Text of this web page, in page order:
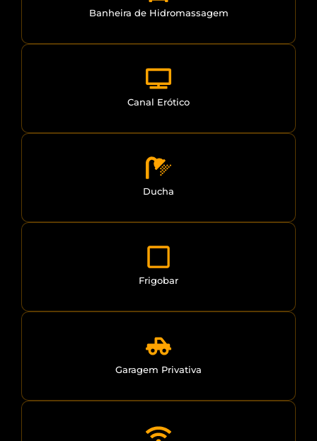
Banheira de Hidromassagem
Canal Erótico
Ducha
Frigobar
Garagem Privativa